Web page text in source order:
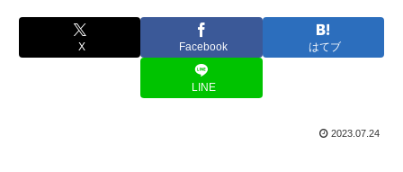
X Facebook はてブ
LINE
2023.07.24